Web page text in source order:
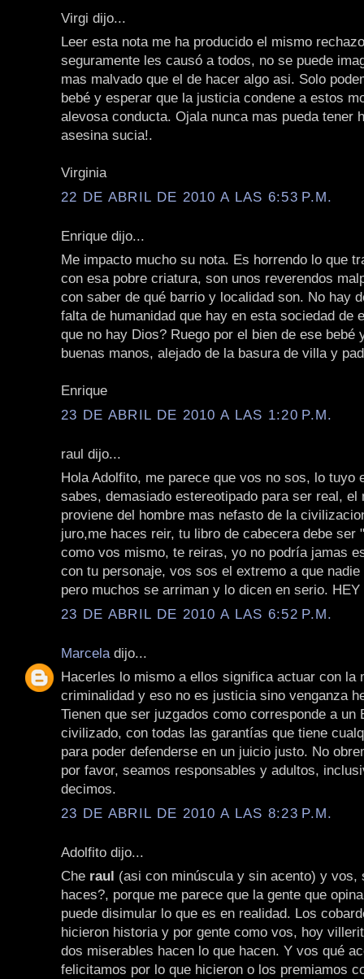
Virgi dijo...
Leer esta nota me ha producido el mismo
seguramente les causó a todos, no se puede
mas malvado que el de hacer algo asi. Solo
bebé y esperar que la justicia condene a estos
alevosa conducta. Ojala nunca mas pueda tener
asesina sucia!.
Virginia
22 DE ABRIL DE 2010 A LAS 6:53 P.M.
Enrique dijo...
Me impacto mucho su nota. Es horrendo lo que
con esa pobre criatura, son unos reverendos
con saber de qué barrio y localidad son. No hay
falta de humanidad que hay en esta sociedad de
que no hay Dios? Ruego por el bien de ese bebé
buenas manos, alejado de la basura de villa y
Enrique
23 DE ABRIL DE 2010 A LAS 1:20 P.M.
raul dijo...
Hola Adolfito, me parece que vos no sos, lo tuyo
sabes, demasiado estereotipado para ser real, el
proviene del hombre mas nefasto de la
juro,me haces reir, tu libro de cabecera debe ser
como vos mismo, te reiras, yo no podría jamas
con tu personaje, vos sos el extremo a que nadie
pero muchos se arriman y lo dicen en serio. HEY
23 DE ABRIL DE 2010 A LAS 6:52 P.M.
Marcela dijo...
Hacerles lo mismo a ellos significa actuar con la
criminalidad y eso no es justicia sino venganza
Tienen que ser juzgados como corresponde a un
civilizado, con todas las garantías que tiene
para poder defenderse en un juicio justo. No
por favor, seamos responsables y adultos,
decimos.
23 DE ABRIL DE 2010 A LAS 8:23 P.M.
Adolfito dijo...
Che raul (asi con minúscula y sin acento) y vos,
haces?, porque me parece que la gente que
puede disimular lo que es en realidad. Los
hicieron historia y por gente como vos, hoy
dos miserables hacen lo que hacen. Y vos qué
felicitamos por lo que hicieron o los premiamos